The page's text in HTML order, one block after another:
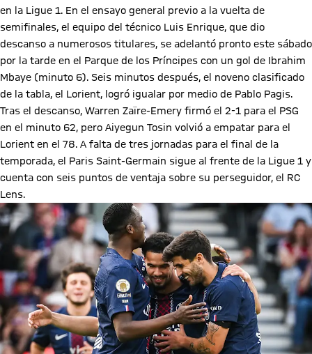
en la Ligue 1. En el ensayo general previo a la vuelta de
semifinales, el equipo del técnico Luis Enrique, que dio
descanso a numerosos titulares, se adelantó pronto este sábado
por la tarde en el Parque de los Príncipes con un gol de Ibrahim
Mbaye (minuto 6). Seis minutos después, el noveno clasificado
de la tabla, el Lorient, logró igualar por medio de Pablo Pagis.
Tras el descanso, Warren Zaïre-Emery firmó el 2-1 para el PSG
en el minuto 62, pero Aiyegun Tosin volvió a empatar para el
Lorient en el 78. A falta de tres jornadas para el final de la
temporada, el Paris Saint-Germain sigue al frente de la Ligue 1 y
cuenta con seis puntos de ventaja sobre su perseguidor, el RC
Lens.